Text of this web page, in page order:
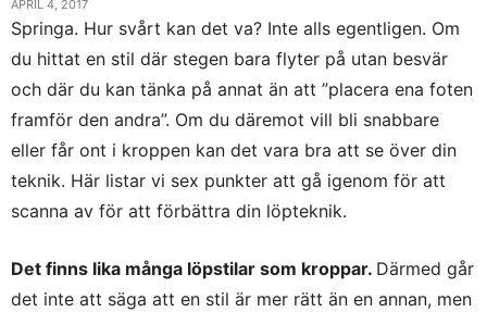
APRIL 4, 2017
Springa. Hur svårt kan det va? Inte alls egentligen. Om
du hittat en stil där stegen bara flyter på utan besvär
och där du kan tänka på annat än att ”placera ena foten
framför den andra”. Om du däremot vill bli snabbare
eller får ont i kroppen kan det vara bra att se över din
teknik. Här listar vi sex punkter att gå igenom för att
scanna av för att förbättra din löpteknik.
Det finns lika många löpstilar som kroppar. Därmed går
det inte att säga att en stil är mer rätt än en annan, men